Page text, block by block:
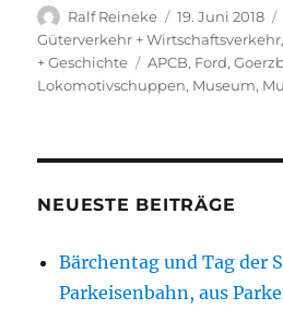
Autor
Ralf Reineke
Veröffentlicht
am
19. Juni 2018
Güterverkehr + Wirtschaftsverkehr,
+ Geschichte
Schlagwörter
APCB, Ford,
Lokomotivschuppen, Museum,
NEUESTE BEITRÄGE
Bärchentag und Tag der
Parkeisenbahn, aus